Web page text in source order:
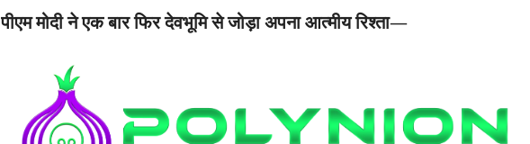
पीएम मोदी ने एक बार फिर देवभूमि से जोड़ा अपना आत्मीय रिश्ता—